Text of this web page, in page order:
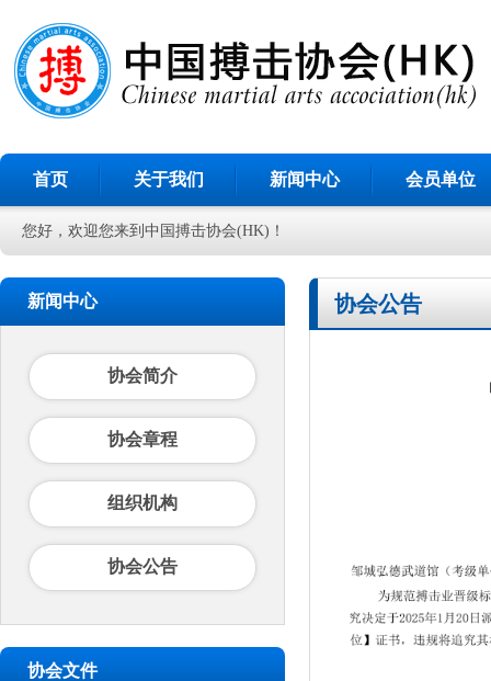
首页 关于我们 新闻中心 会员单位
您好，欢迎您来到中国搏击协会(HK)！
新闻中心
协会简介
协会章程
组织机构
协会公告
协会文件
协会公告